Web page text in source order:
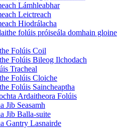
Lámhleabhar
Leictreach
Hiodrálacha
folúis próiseála domhain gloine
Folúis Coil
Folúis Bileog Ilchodach
Tracheal
Folúis Cloiche
Folúis Saincheaptha
Ardaitheora Folúis
Jib Seasamh
Jib Balla-suite
Gantry Lasnairde